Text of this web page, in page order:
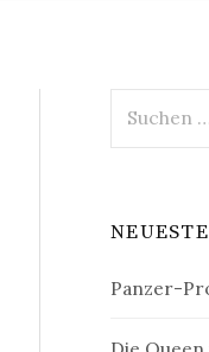
nach:
Panzer-